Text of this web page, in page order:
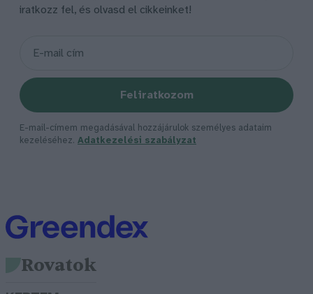
iratkozz fel, és olvasd el cikkeinket!
Feliratkozom
E-mail-címem megadásával hozzájárulok személyes adataim
kezeléséhez. Adatkezelési szabályzat
Rovatok